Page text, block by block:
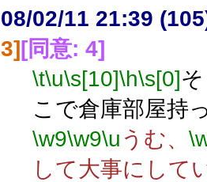
08/02/11 21:39
3][同意: 4]
\t\u\s[10]\h\s[0]
こで倉庫部屋持
\w9\w9\u うむ、
して大事にして